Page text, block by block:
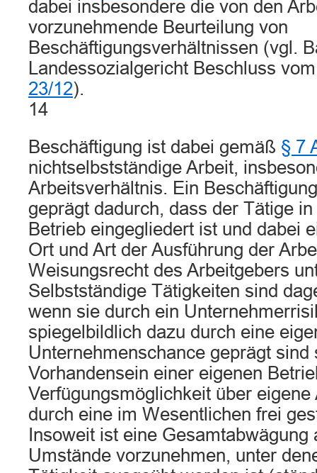
dabei insbesondere die von den
vorzunehmende Beurteilung von
Beschäftigungsverhältnissen (vgl.
Landessozialgericht Beschluss
23/12).
14
Beschäftigung ist dabei gemäß § 7
nichtselbstständige Arbeit,
Arbeitsverhältnis. Ein
geprägt dadurch, dass der Tätige
Betrieb eingegliedert ist und dabei
Ort und Art der Ausführung der
Weisungsrecht des Arbeitgebers
Selbstständige Tätigkeiten sind
wenn sie durch ein
spiegelbildlich dazu durch eine
Unternehmenschance geprägt sind
Vorhandensein einer eigenen
Verfügungsmöglichkeit über eigene
durch eine im Wesentlichen frei
Insoweit ist eine
Umstände vorzunehmen, unter